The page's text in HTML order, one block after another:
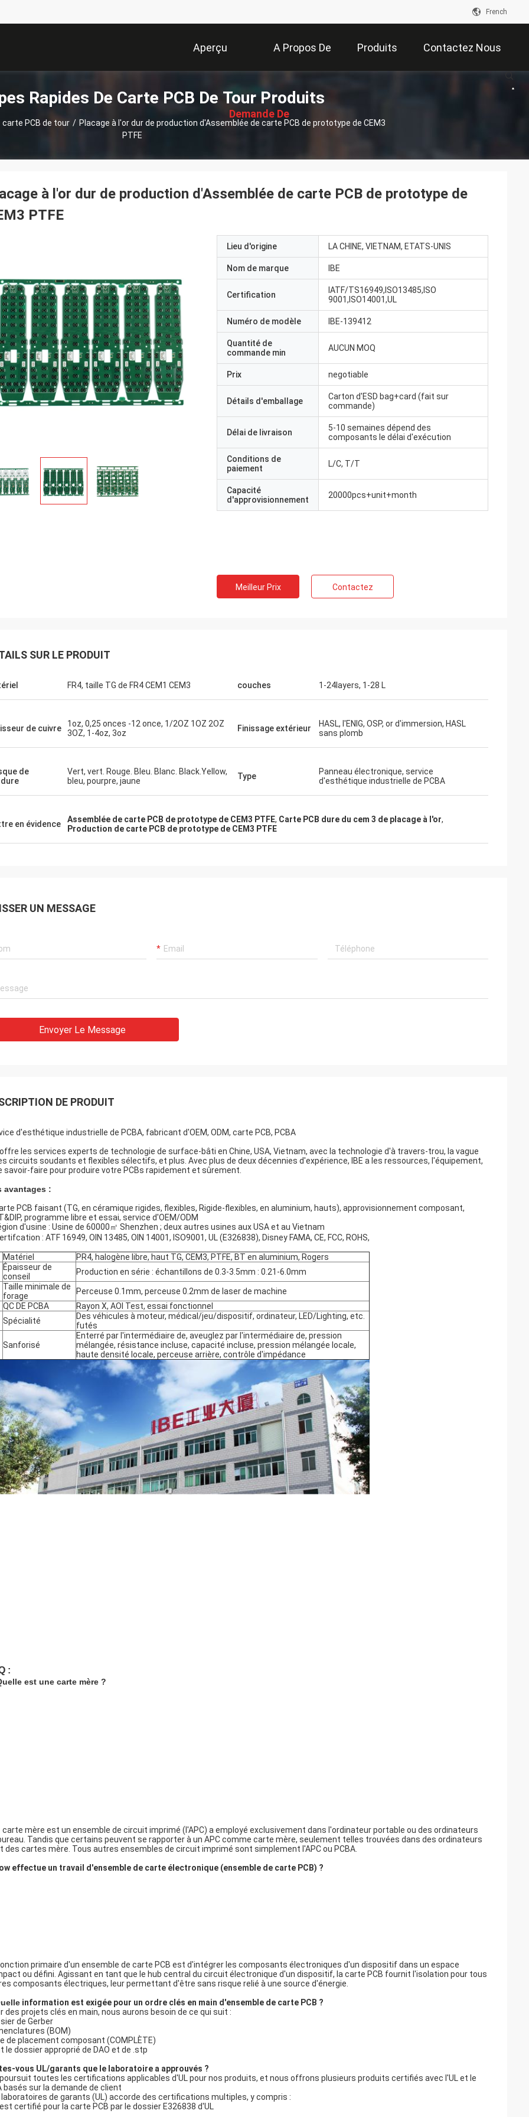
French
Aperçu A Propos De
Nous
Produits Contactez Nous
述
Demande De
Soumission
Rapides De Carte PCB De Tour Produits
PCB de tour / Placage à l'or dur de production d'Assemblée de carte PCB de prototype de CEM3
PTFE
à l'or dur de production d'Assemblée de carte PCB de prototype de
PTFE
Lieu d'origine LA CHINE, VIETNAM, ETATS-UNIS
Nom de marque IBE
Certification
IATF/TS16949,ISO13485,ISO
9001,ISO14001,UL
Numéro de modèle IBE-139412
Quantité de
commande min
AUCUN MOQ
Prix negotiable
Détails d'emballage
Carton d'ESD bag+card (fait sur
commande)
Délai de livraison
5-10 semaines dépend des
composants le délai d'exécution
Conditions de
paiement
L/C, T/T
Capacité
d'approvisionnement
20000pcs+unit+month
Meilleur Prix Contactez
SUR LE PRODUIT
FR4, taille TG de FR4 CEM1 CEM3 couches 1-24layers, 1-28 L
de cuivre
1oz, 0,25 onces -12 once, 1/2OZ 1OZ 2OZ
3OZ, 1-4oz, 3oz
Finissage extérieur
HASL, l'ENIG, OSP, or d'immersion, HASL
sans plomb
de
Vert, vert. Rouge. Bleu. Blanc. Black.Yellow,
bleu, pourpre, jaune
Type
Panneau électronique, service
d'esthétique industrielle de PCBA
en évidence Assemblée de carte PCB de prototype de CEM3 PTFE, Carte PCB dure du cem 3 de placage à l'or,
Production de carte PCB de prototype de CEM3 PTFE
UN MESSAGE
Envoyer Le Message
DE PRODUIT
d'esthétique industrielle de PCBA, fabricant d'OEM, ODM, carte PCB, PCBA
offre les services experts de technologie de surface-bâti en Chine, USA, Vietnam, avec la technologie d'à travers-trou, la vague
circuits soudants et flexibles sélectifs, et plus. Avec plus de deux décennies d'expérience, IBE a les ressources, l'équipement,
savoir-faire pour produire votre PCBs rapidement et sûrement.
avantages :
PCB faisant (TG, en céramique rigides, flexibles, Rigide-flexibles, en aluminium, hauts), approvisionnement composant,
programme libre et essai, service d'OEM/ODM
d'usine : Usine de 60000㎡ Shenzhen ; deux autres usines aux USA et au Vietnam
: ATF 16949, OIN 13485, OIN 14001, ISO9001, UL (E326838), Disney FAMA, CE, FCC, ROHS,
Matériel
PR4, halogène libre, haut TG, CEM3, PTFE, BT en aluminium, Rogers
Épaisseur de
conseil
Production en série : échantillons de 0.3-3.5mm : 0.21-6.0mm
Taille minimale de
forage
Perceuse 0.1mm, perceuse 0.2mm de laser de machine
QC DE PCBA
Rayon X, AOI Test, essai fonctionnel
Spécialité
Des véhicules à moteur, médical/jeu/dispositif, ordinateur, LED/Lighting, etc.
futés
Sanforisé
Enterré par l'intermédiaire de, aveuglez par l'intermédiaire de, pression
mélangée, résistance incluse, capacité incluse, pression mélangée locale,
haute densité locale, perceuse arrière, contrôle d'impédance
:
est une carte mère ?